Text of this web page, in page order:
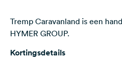
Registreren
Tremp Caravanland is een
HYMER GROUP.
Kortingsdetails